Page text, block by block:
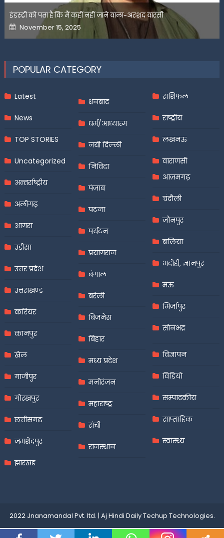
इंडस्ट्री को पता है कि मैं कहीं नहीं जाने वाला-अरशद वारसी
Posted
on
November 15, 2025
POPULAR CATEGORY
Latest
News
TOP STORIES
Uncategorized
अन्तर्राष्ट्रीय
अलीगढ़
आगरा
उड़ीसा
उत्तर प्रदेश
उत्तराखण्ड
करियर
कानपुर
खेल
गाजीपुर
गोरखपुर
छत्तीसगढ़
जमशेदपुर
झारखंड
धनबाद
धर्म/आध्यात्म
नयी दिल्ली
निविदा
पंजाब
पटना
पर्यटन
प्रयागराज
बंगाल
बरेली
बिजनेस
बिहार
मध्य प्रदेश
मनोरंजन
महाराष्ट्र
रांची
राजस्थान
राशिफल
राष्ट्रीय
लखनऊ
वाराणसी
आज़मगढ़
चंदौली
जौनपुर
बलिया
भदोही, ज्ञानपुर
मऊ
मिर्जापुर
सोनभद्र
विज्ञापन
विडियो
सम्पादकीय
साप्ताहिक
स्वास्थ्य
2022 Jnanamandal Pvt. ltd. | Aj Hindi DailyTechup Technologies.